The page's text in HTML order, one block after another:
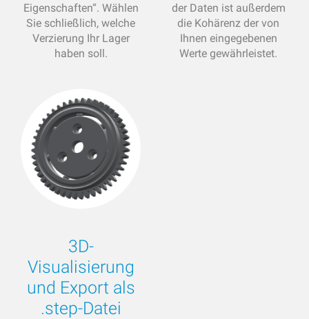
Eigenschaften“. Wählen
Sie schließlich, welche
Verzierung Ihr Lager
haben soll.
der Daten ist außerdem
die Kohärenz der von
Ihnen eingegebenen
Werte gewährleistet.
3D-
Visualisierung
und Export als
.step-Datei